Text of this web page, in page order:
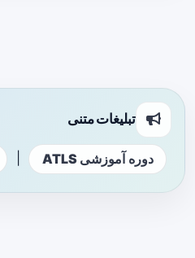
تبلیغات متنی
دوره آموزشی ATLS